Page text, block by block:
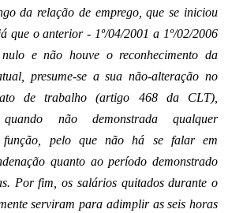
da relação de emprego, que se iniciou
que o anterior - 1º/04/2001 a 1º/02/2006
e não houve o reconhecimento da
presume-se a sua não-alteração no
de trabalho (artigo 468 da CLT),
quando não demonstrada qualquer
função, pelo que não há se falar em
quanto ao período demonstrado
Por fim, os salários quitados durante o
serviram para adimplir as seis horas